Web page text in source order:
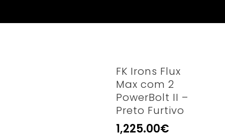
FK Irons Flux
Max com 2
PowerBolt II –
Preto Furtivo
1,225.00€